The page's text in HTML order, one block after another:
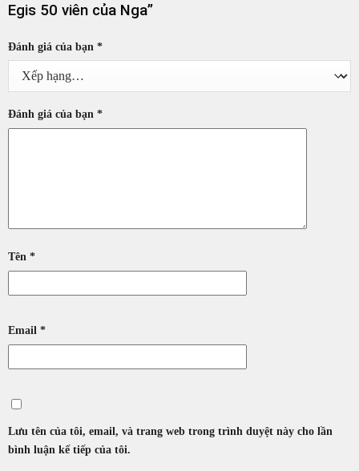
Egis 50 viên của Nga”
Đánh giá của bạn *
Đánh giá của bạn *
Tên *
Email *
Lưu tên của tôi, email, và trang web trong trình duyệt này cho lần
bình luận kế tiếp của tôi.